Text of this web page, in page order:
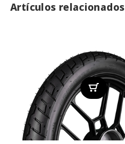
Artículos relacionados